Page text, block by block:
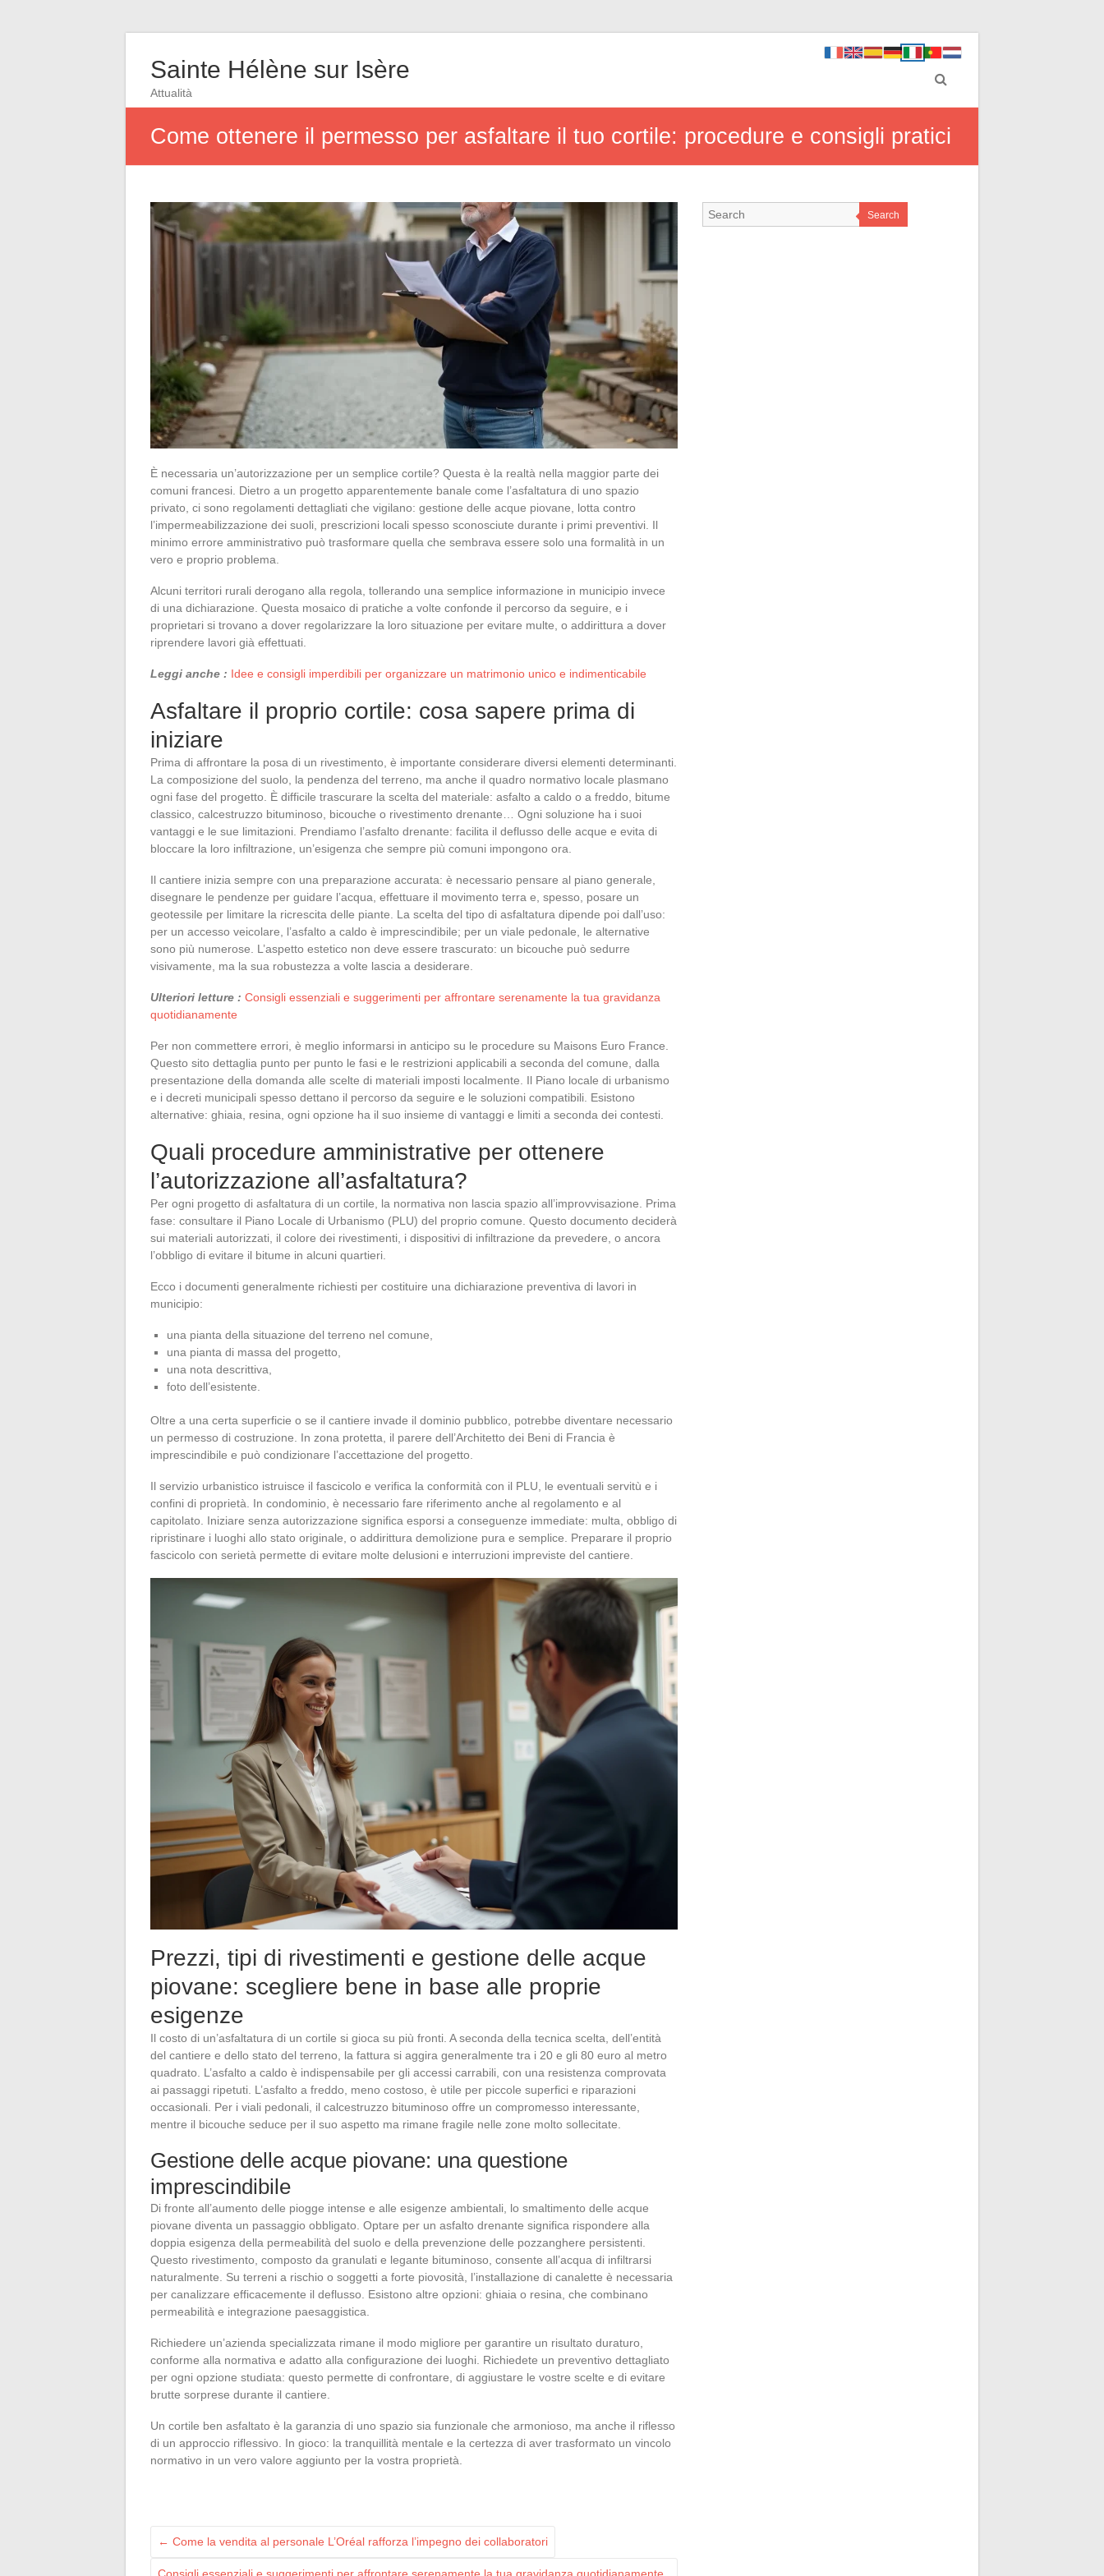
Sainte Hélène sur Isère
Attualità
Come ottenere il permesso per asfaltare il tuo cortile: procedure e consigli pratici
È necessaria un’autorizzazione per un semplice cortile? Questa è la realtà nella maggior parte dei
comuni francesi. Dietro a un progetto apparentemente banale come l’asfaltatura di uno spazio
privato, ci sono regolamenti dettagliati che vigilano: gestione delle acque piovane, lotta contro
l’impermeabilizzazione dei suoli, prescrizioni locali spesso sconosciute durante i primi preventivi. Il
minimo errore amministrativo può trasformare quella che sembrava essere solo una formalità in un
vero e proprio problema.
Alcuni territori rurali derogano alla regola, tollerando una semplice informazione in municipio invece
di una dichiarazione. Questa mosaico di pratiche a volte confonde il percorso da seguire, e i
proprietari si trovano a dover regolarizzare la loro situazione per evitare multe, o addirittura a dover
riprendere lavori già effettuati.
Leggi anche : Idee e consigli imperdibili per organizzare un matrimonio unico e indimenticabile
Asfaltare il proprio cortile: cosa sapere prima di
iniziare
Prima di affrontare la posa di un rivestimento, è importante considerare diversi elementi determinanti.
La composizione del suolo, la pendenza del terreno, ma anche il quadro normativo locale plasmano
ogni fase del progetto. È difficile trascurare la scelta del materiale: asfalto a caldo o a freddo, bitume
classico, calcestruzzo bituminoso, bicouche o rivestimento drenante… Ogni soluzione ha i suoi
vantaggi e le sue limitazioni. Prendiamo l’asfalto drenante: facilita il deflusso delle acque e evita di
bloccare la loro infiltrazione, un’esigenza che sempre più comuni impongono ora.
Il cantiere inizia sempre con una preparazione accurata: è necessario pensare al piano generale,
disegnare le pendenze per guidare l’acqua, effettuare il movimento terra e, spesso, posare un
geotessile per limitare la ricrescita delle piante. La scelta del tipo di asfaltatura dipende poi dall’uso:
per un accesso veicolare, l’asfalto a caldo è imprescindibile; per un viale pedonale, le alternative
sono più numerose. L’aspetto estetico non deve essere trascurato: un bicouche può sedurre
visivamente, ma la sua robustezza a volte lascia a desiderare.
Ulteriori letture : Consigli essenziali e suggerimenti per affrontare serenamente la tua gravidanza
quotidianamente
Per non commettere errori, è meglio informarsi in anticipo su le procedure su Maisons Euro France.
Questo sito dettaglia punto per punto le fasi e le restrizioni applicabili a seconda del comune, dalla
presentazione della domanda alle scelte di materiali imposti localmente. Il Piano locale di urbanismo
e i decreti municipali spesso dettano il percorso da seguire e le soluzioni compatibili. Esistono
alternative: ghiaia, resina, ogni opzione ha il suo insieme di vantaggi e limiti a seconda dei contesti.
Quali procedure amministrative per ottenere
l’autorizzazione all’asfaltatura?
Per ogni progetto di asfaltatura di un cortile, la normativa non lascia spazio all’improvvisazione. Prima
fase: consultare il Piano Locale di Urbanismo (PLU) del proprio comune. Questo documento deciderà
sui materiali autorizzati, il colore dei rivestimenti, i dispositivi di infiltrazione da prevedere, o ancora
l’obbligo di evitare il bitume in alcuni quartieri.
Ecco i documenti generalmente richiesti per costituire una dichiarazione preventiva di lavori in
municipio:
una pianta della situazione del terreno nel comune,
una pianta di massa del progetto,
una nota descrittiva,
foto dell’esistente.
Oltre a una certa superficie o se il cantiere invade il dominio pubblico, potrebbe diventare necessario
un permesso di costruzione. In zona protetta, il parere dell’Architetto dei Beni di Francia è
imprescindibile e può condizionare l’accettazione del progetto.
Il servizio urbanistico istruisce il fascicolo e verifica la conformità con il PLU, le eventuali servitù e i
confini di proprietà. In condominio, è necessario fare riferimento anche al regolamento e al
capitolato. Iniziare senza autorizzazione significa esporsi a conseguenze immediate: multa, obbligo di
ripristinare i luoghi allo stato originale, o addirittura demolizione pura e semplice. Preparare il proprio
fascicolo con serietà permette di evitare molte delusioni e interruzioni impreviste del cantiere.
Prezzi, tipi di rivestimenti e gestione delle acque
piovane: scegliere bene in base alle proprie
esigenze
Il costo di un’asfaltatura di un cortile si gioca su più fronti. A seconda della tecnica scelta, dell’entità
del cantiere e dello stato del terreno, la fattura si aggira generalmente tra i 20 e gli 80 euro al metro
quadrato. L’asfalto a caldo è indispensabile per gli accessi carrabili, con una resistenza comprovata
ai passaggi ripetuti. L’asfalto a freddo, meno costoso, è utile per piccole superfici e riparazioni
occasionali. Per i viali pedonali, il calcestruzzo bituminoso offre un compromesso interessante,
mentre il bicouche seduce per il suo aspetto ma rimane fragile nelle zone molto sollecitate.
Gestione delle acque piovane: una questione
imprescindibile
Di fronte all’aumento delle piogge intense e alle esigenze ambientali, lo smaltimento delle acque
piovane diventa un passaggio obbligato. Optare per un asfalto drenante significa rispondere alla
doppia esigenza della permeabilità del suolo e della prevenzione delle pozzanghere persistenti.
Questo rivestimento, composto da granulati e legante bituminoso, consente all’acqua di infiltrarsi
naturalmente. Su terreni a rischio o soggetti a forte piovosità, l’installazione di canalette è necessaria
per canalizzare efficacemente il deflusso. Esistono altre opzioni: ghiaia o resina, che combinano
permeabilità e integrazione paesaggistica.
Richiedere un’azienda specializzata rimane il modo migliore per garantire un risultato duraturo,
conforme alla normativa e adatto alla configurazione dei luoghi. Richiedete un preventivo dettagliato
per ogni opzione studiata: questo permette di confrontare, di aggiustare le vostre scelte e di evitare
brutte sorprese durante il cantiere.
Un cortile ben asfaltato è la garanzia di uno spazio sia funzionale che armonioso, ma anche il riflesso
di un approccio riflessivo. In gioco: la tranquillità mentale e la certezza di aver trasformato un vincolo
normativo in un vero valore aggiunto per la vostra proprietà.
← Come la vendita al personale L’Oréal rafforza l’impegno dei collaboratori
Search